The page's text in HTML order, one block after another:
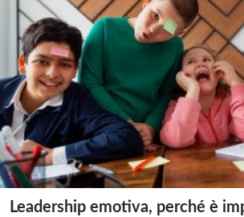
Leadership emotiva, perché è